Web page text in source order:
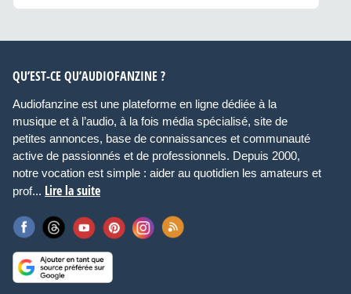
QU’EST-CE QU’AUDIOFANZINE ?
Audiofanzine est une plateforme en ligne dédiée à la
musique et à l’audio, à la fois média spécialisé, site de
petites annonces, base de connaissances et communauté
active de passionnés et de professionnels. Depuis 2000,
notre vocation est simple : aider au quotidien les amateurs et
prof... Lire la suite